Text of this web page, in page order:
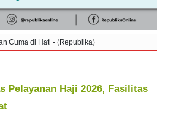
Cuma di Hati - (Republika)
Pelayanan Haji 2026, Fasilitas